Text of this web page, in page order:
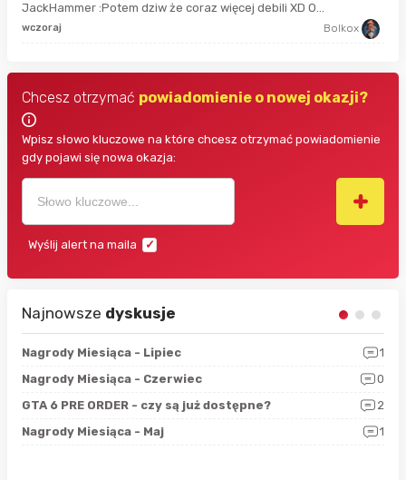
JackHammer :Potem dziw że coraz więcej debili XD O...
wczoraj Bolkox
Chcesz otrzymać powiadomienie o nowej okazji?
Wpisz słowo kluczowe na które chcesz otrzymać powiadomienie
gdy pojawi się nowa okazja:
Wyślij alert na maila
Najnowsze dyskusje
Nagrody Miesiąca - Lipiec
1
Nagrody Miesiąca - Czerwiec
0
GTA 6 PRE ORDER - czy są już dostępne?
2
Nagrody Miesiąca - Maj
1